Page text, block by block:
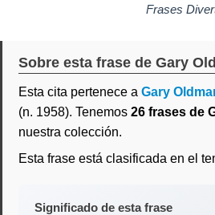
Frases
Sobre esta frase de Gary
Esta cita pertenece a Gary
(n. 1958). Tenemos 26 frases de
nuestra colección.
Esta frase está clasificada en el
Significado de esta frase